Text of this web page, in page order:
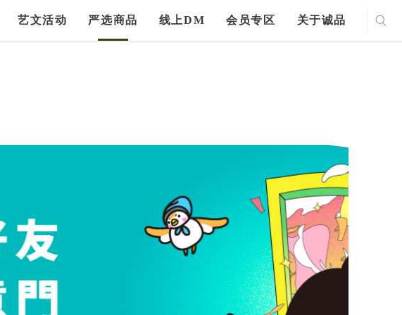
艺文活动 严选商品 线上DM 会员专区 关于诚品